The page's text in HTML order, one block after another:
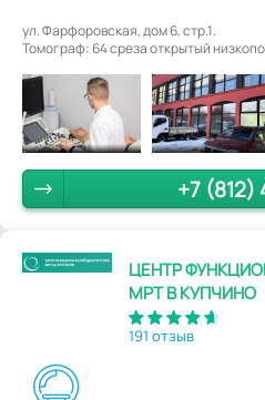
ул. Фарфоровская, дом 6, стр.1.
Томограф: 64 среза открытый
+7 (812)
ЦЕНТР
МРТ В КУПЧИНО
191 отзыв